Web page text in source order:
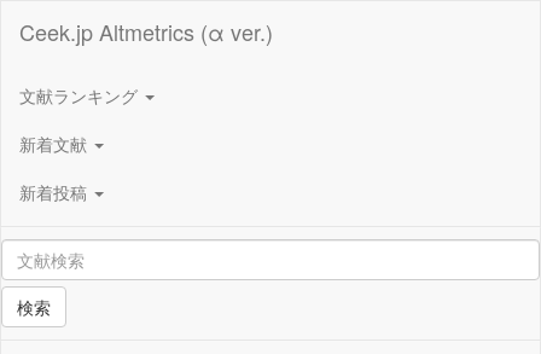
Ceek.jp Altmetrics (α ver.)
文献ランキング
新着文献
新着投稿
検索